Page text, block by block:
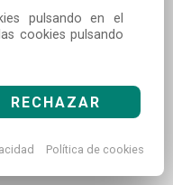
pulsando en el
cookies pulsando
RECHAZAR
Política de cookies